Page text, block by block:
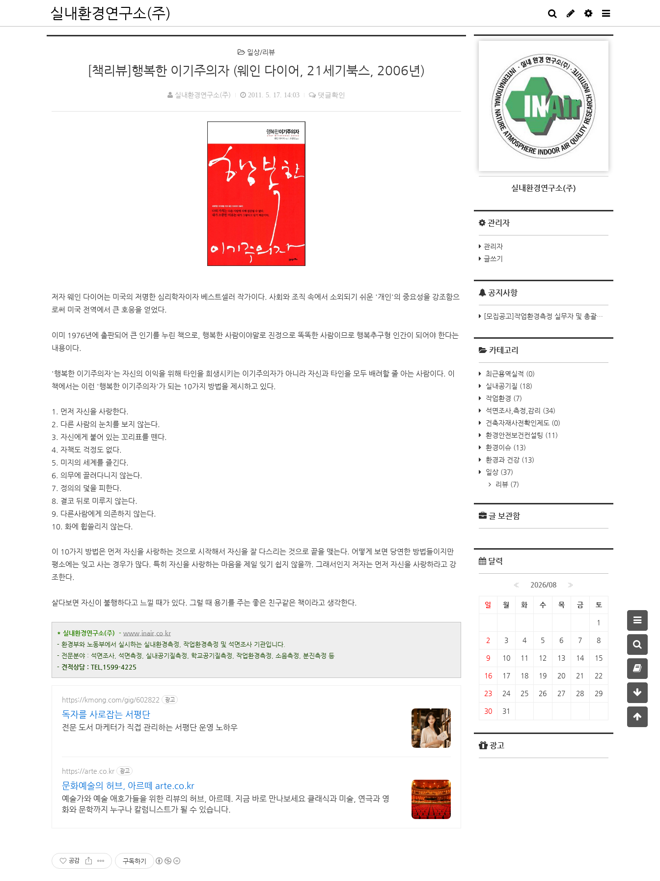
실내환경연구소(주)
일상/리뷰
[책리뷰]행복한 이기주의자 (웨인 다이어, 21세기북스, 2006년)
실내환경연구소(주) 2011. 5. 17. 14:03 댓글확인
저자 웨인 다이어는 미국의 저명한 심리학자이자 베스트셀러 작가이다. 사회와 조직 속에서 소외되기 쉬운 '개인'의 중요성을 강조함으
로써 미국 전역에서 큰 호응을 얻었다.
이미 1976년에 출판되어 큰 인기를 누린 책으로, 행복한 사람이야말로 진정으로 똑똑한 사람이므로 행복추구형 인간이 되어야 한다는
내용이다.
'행복한 이기주의자'는 자신의 이익을 위해 타인을 희생시키는 이기주의자가 아니라 자신과 타인을 모두 배려할 줄 아는 사람이다. 이
책에서는 이런 '행복한 이기주의자'가 되는 10가지 방법을 제시하고 있다.
1. 먼저 자신을 사랑한다.
2. 다른 사람의 눈치를 보지 않는다.
3. 자신에게 붙어 있는 꼬리표를 뗀다.
4. 자책도 걱정도 없다.
5. 미지의 세계를 즐긴다.
6. 의무에 끌려다니지 않는다.
7. 정의의 덫을 피한다.
8. 결코 뒤로 미루지 않는다.
9. 다른사람에게 의존하지 않는다.
10. 화에 휩쓸리지 않는다.
이 10가지 방법은 먼저 자신을 사랑하는 것으로 시작해서 자신을 잘 다스리는 것으로 끝을 맺는다. 어떻게 보면 당연한 방법들이지만
평소에는 잊고 사는 경우가 많다. 특히 자신을 사랑하는 마음을 제일 잊기 쉽지 않을까. 그래서인지 저자는 먼저 자신을 사랑하라고 강
조한다.
살다보면 자신이 불행하다고 느낄 때가 있다. 그럴 때 용기를 주는 좋은 친구같은 책이라고 생각한다.
* 실내환경연구소(주) - www.inair.co.kr
- 환경부와 노동부에서 실시하는 실내환경측정, 작업환경측정 및 석면조사 기관입니다.
- 전문분야 : 석면조사, 석면측정, 실내공기질측정, 학교공기질측정, 작업환경측정, 소음측정, 분진측정 등
- 견적상담 : TEL.1599-4225
https://kmong.com/gig/602822 광고
독자를 사로잡는 서평단
전문 도서 마케터가 직접 관리하는 서평단 운영 노하우
https://arte.co.kr 광고
문화예술의 허브, 아르떼 arte.co.kr
예술가와 예술 애호가들을 위한 리뷰의 허브, 아르떼. 지금 바로 만나보세요 클래식과 미술, 연극과 영
화와 문학까지 누구나 칼럼니스트가 될 수 있습니다.
공감 구독하기
실내환경연구소(주)
관리자
관리자
글쓰기
공지사항
[모집공고]작업환경측정 실무자 및 총괄책임자
카테고리
최근용역실적 (0)
실내공기질 (18)
작업환경 (7)
석면조사,측정,감리 (34)
건축자재사전확인제도 (0)
환경안전보건컨설팅 (11)
환경이슈 (13)
환경과 건강 (13)
일상 (37)
리뷰 (7)
글 보관함
달력
« 2026/08 »
일 월 화 수 목 금 토
1
2 3 4 5 6 7 8
9 10 11 12 13 14 15
16 17 18 19 20 21 22
23 24 25 26 27 28 29
30 31
광고